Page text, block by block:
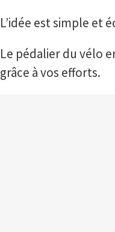
L’idée est simple et
Le pédalier du vélo
grâce à vos efforts.